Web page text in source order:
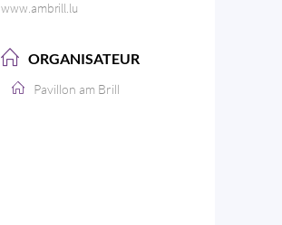
www.ambrill.lu
ORGANISATEUR
Pavillon am Brill